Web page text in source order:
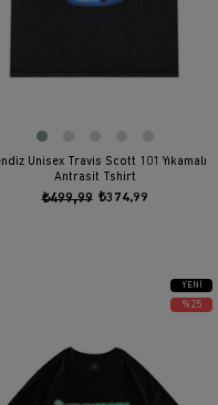
Unisex Travis Scott 101 Yıkamalı
Antrasit Tshirt
₺374,99
₺499,99
YENI
ÜRÜN
%25